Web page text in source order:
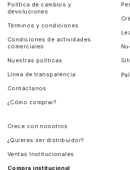
Política de cambios y
devoluciones
Términos y condiciones
Condiciones de actividades
comerciales
Nuestras políticas
Línea de transparencia
Contáctanos
¿Cómo comprar?
Crece con nosotros
¿Quieres ser distribuidor?
Ventas Institucionales
Compra institucional